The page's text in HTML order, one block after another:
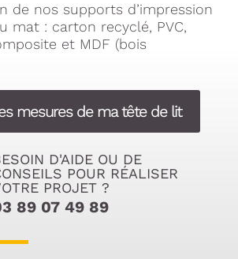
de nos supports d’impression
mat : carton recyclé, PVC,
et MDF (bois
mesures de ma tête de lit
D'AIDE OU DE
POUR RÉALISER
PROJET ?
89 07 49 89